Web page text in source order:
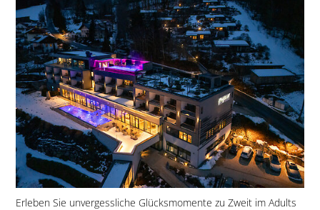
Erleben Sie unvergessliche Glücksmomente zu Zweit im Adults